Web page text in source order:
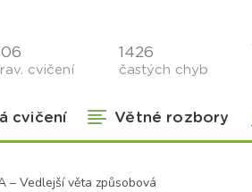
cvičení
1426
častých chyb
cvičení Větné rozbory
– Vedlejší věta způsobová